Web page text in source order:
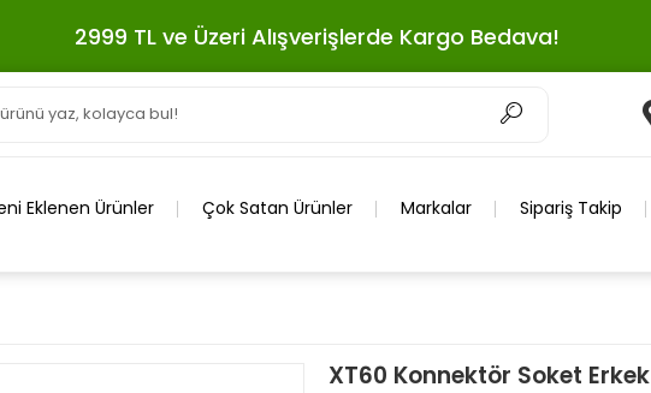
2999 TL ve Üzeri Alışverişlerde Kargo Bedava!
Eklenen Ürünler Çok Satan Ürünler Markalar Sipariş Takip
XT60 Konnektör Soket Erkek